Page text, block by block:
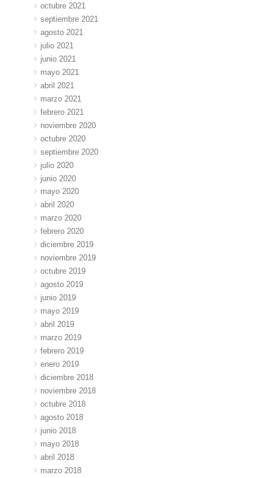
octubre 2021
septiembre 2021
agosto 2021
julio 2021
junio 2021
mayo 2021
abril 2021
marzo 2021
febrero 2021
noviembre 2020
octubre 2020
septiembre 2020
julio 2020
junio 2020
mayo 2020
abril 2020
marzo 2020
febrero 2020
diciembre 2019
noviembre 2019
octubre 2019
agosto 2019
junio 2019
mayo 2019
abril 2019
marzo 2019
febrero 2019
enero 2019
diciembre 2018
noviembre 2018
octubre 2018
agosto 2018
junio 2018
mayo 2018
abril 2018
marzo 2018